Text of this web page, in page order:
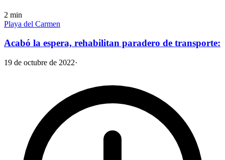
2 min
Playa del Carmen
Acabó la espera, rehabilitan paradero de transporte:
19 de octubre de 2022·